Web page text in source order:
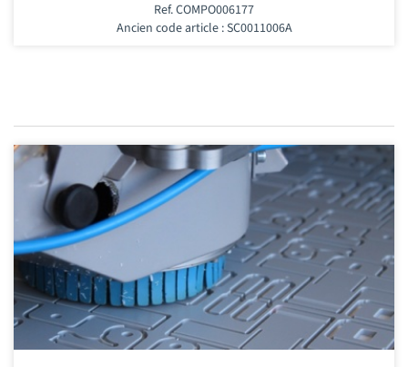
Ref. COMPO006177
Ancien code article : SC0011006A